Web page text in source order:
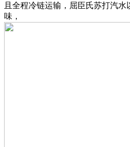
且全程冷链运输，屈臣氏苏打汽
味，